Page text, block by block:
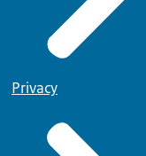
Privacy